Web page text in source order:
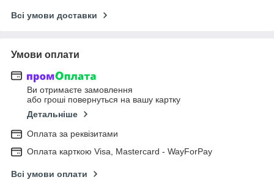
Всі умови доставки
Умови оплати
Ви отримаєте замовлення
або гроші повернуться на вашу картку
Детальніше
Оплата за реквізитами
Оплата карткою Visa, Mastercard - WayForPay
Всі умови оплати